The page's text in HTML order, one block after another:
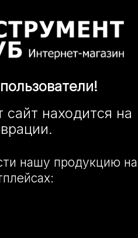
пользователи!
сайт находится на
нашу продукцию на